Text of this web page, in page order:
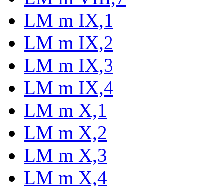
LM m IX,1
LM m IX,2
LM m IX,3
LM m IX,4
LM m X,1
LM m X,2
LM m X,3
LM m X,4